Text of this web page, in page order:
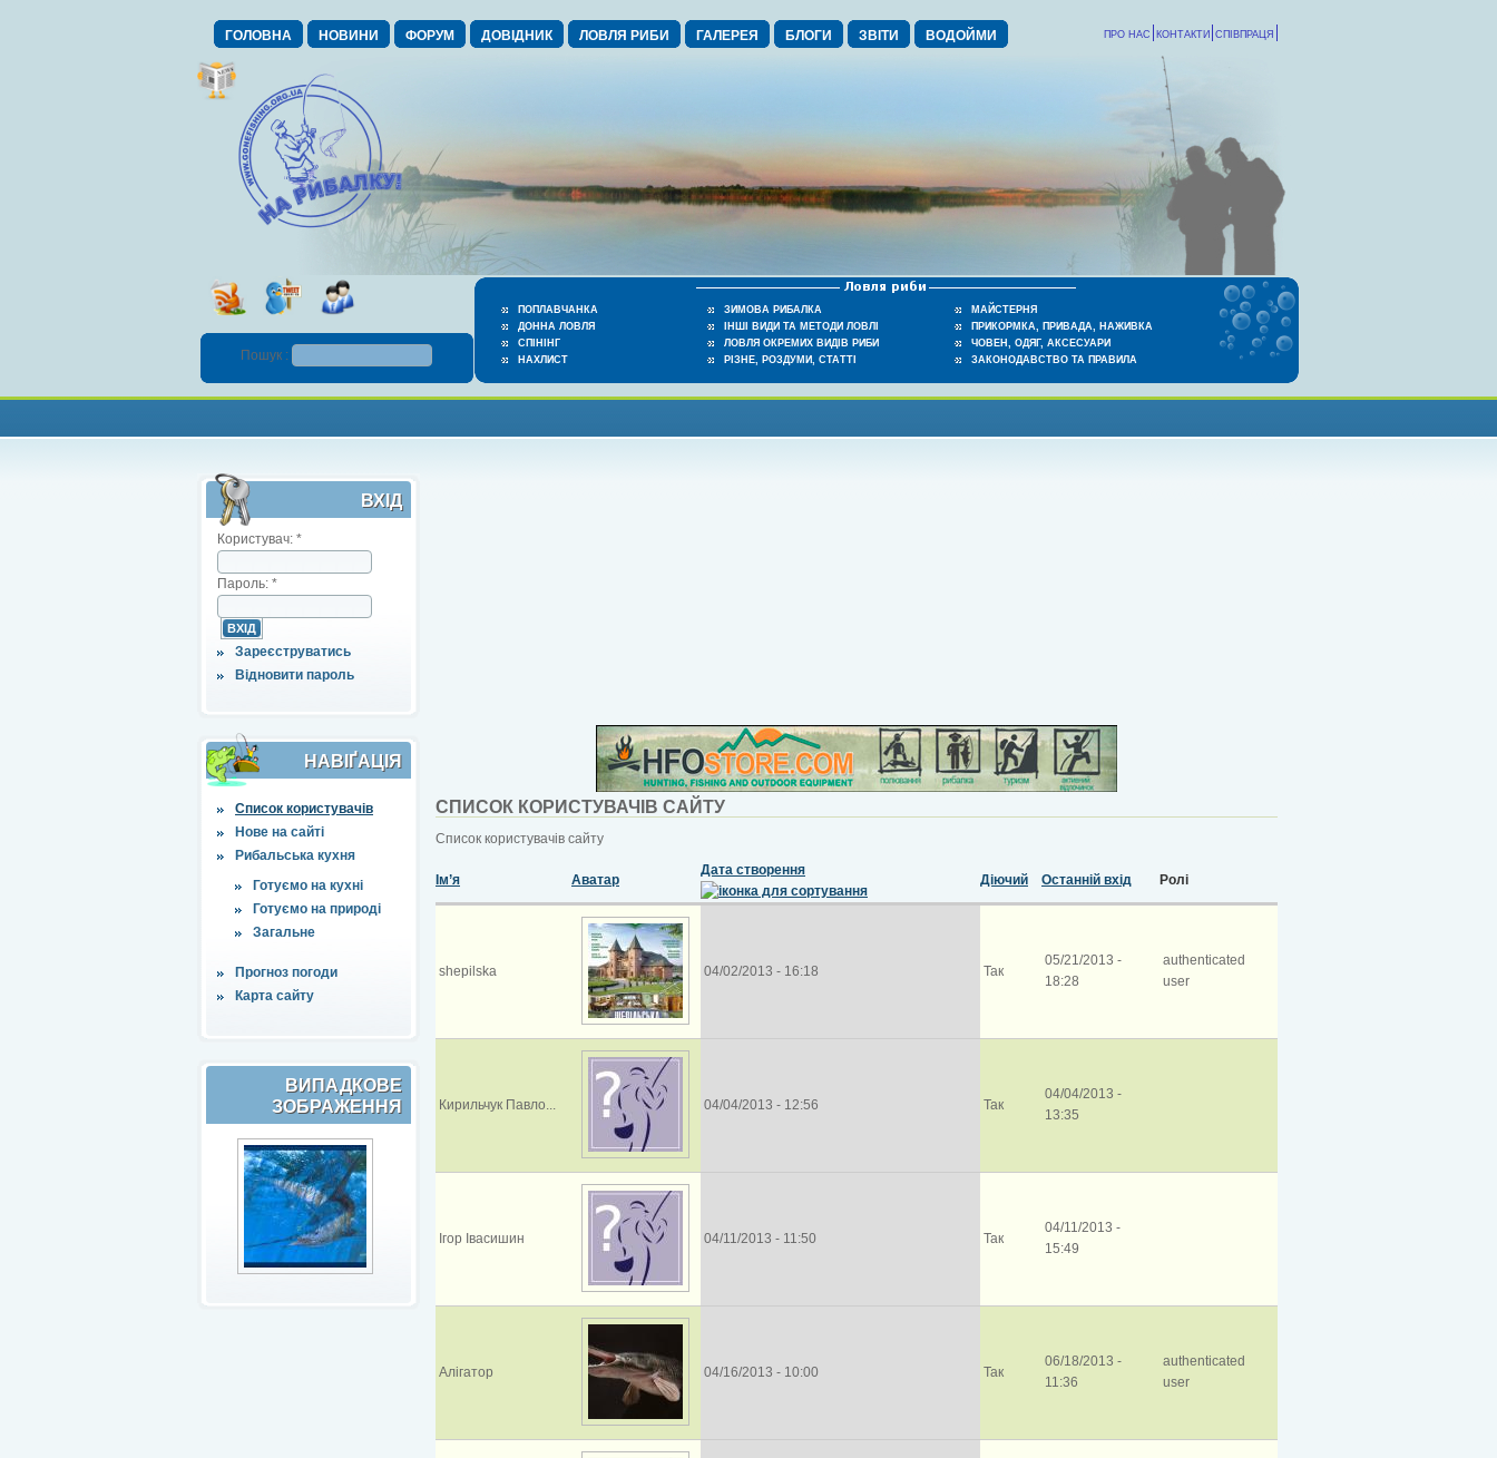
ГОЛОВНА НОВИНИ ФОРУМ ДОВІДНИК ЛОВЛЯ РИБИ ГАЛЕРЕЯ БЛОГИ ЗВІТИ ВОДОЙМИ СПІВПРАЦЯ
КОНТАКТИ
ПРО НАС
ПОПЛАВЧАНКА
ДОННА ЛОВЛЯ
СПІНІНГ
НАХЛИСТ
ЗИМОВА РИБАЛКА
ІНШІ ВИДИ ТА МЕТОДИ ЛОВЛІ
ЛОВЛЯ ОКРЕМИХ ВИДІВ РИБИ
РІЗНЕ, РОЗДУМИ, СТАТТІ
МАЙСТЕРНЯ
ПРИКОРМКА, ПРИВАДА, НАЖИВКА
ЧОВЕН, ОДЯГ, АКСЕСУАРИ
ЗАКОНОДАВСТВО ТА ПРАВИЛА
Пошук :
ВХІД
Користувач: *
Пароль: *
Зареєструватись
Відновити пароль
НАВІҐАЦІЯ
Список користувачів
Нове на сайті
Рибальська кухня
Готуємо на кухні
Готуємо на природі
Загальне
Прогноз погоди
Карта сайту
ВИПАДКОВЕ
ЗОБРАЖЕННЯ
СПИСОК КОРИСТУВАЧІВ САЙТУ
Список користувачів сайту
Ім’я Аватар
Дата створення
Діючий Останній вхід Ролі
shepilska 04/02/2013 - 16:18 Так
05/21/2013 -
18:28
authenticated
user
Кирильчук Павло... 04/04/2013 - 12:56 Так
04/04/2013 -
13:35
Ігор Івасишин 04/11/2013 - 11:50 Так
04/11/2013 -
15:49
Алігатор 04/16/2013 - 10:00 Так
06/18/2013 -
11:36
authenticated
user